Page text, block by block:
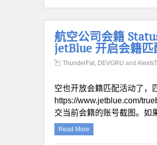
航空公司会籍
jetBlue 开启会籍匹
ThunderFat, DEVGRU and
空也开放会籍匹配活动了，
https://www.jetblue.com/
交当前会籍的账号截图。如
Read More